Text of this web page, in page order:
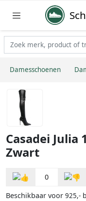
Damesschoenen
Casadei Julia
Zwart
0
Beschikbaar voor 925,-